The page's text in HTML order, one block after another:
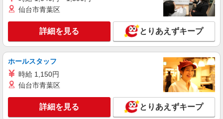
仙台市青葉区
詳細を見る とりあえずキープ
ホールスタッフ
時給 1,150円
仙台市青葉区
詳細を見る とりあえずキープ